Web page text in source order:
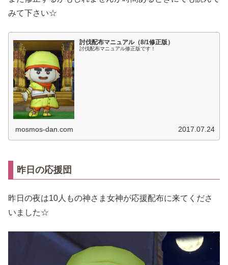
みて下さい☆
討伐配布マニュアル（8/1修正版）
討伐配布マニュアル修正版です！
mosmos-dan.com 2017.07.24
昨日の応援団
昨日の夜は10人もの神さま女神が応援配布に来てくださ
いました☆